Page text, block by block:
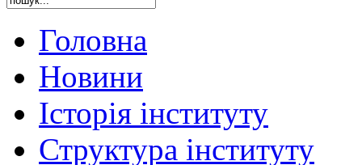
Головна
Новини
Історія інституту
Структура інституту